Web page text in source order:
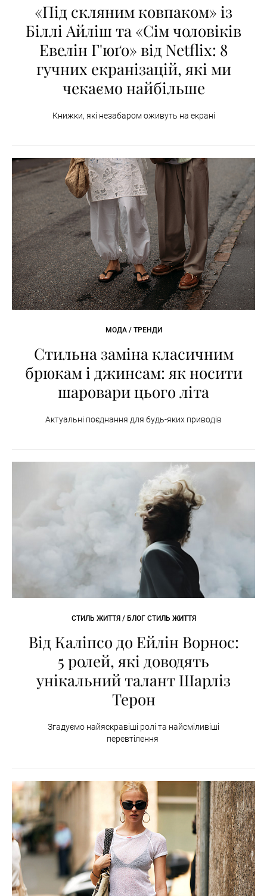
«Під скляним ковпаком» із
Біллі Айліш та «Сім чоловіків
Евелін Г'юґо» від Netflix: 8
гучних екранізацій, які ми
чекаємо найбільше
Книжки, які незабаром оживуть на екрані
МОДА / ТРЕНДИ
Стильна заміна класичним
брюкам і джинсам: як носити
шаровари цього літа
Актуальні поєднання для будь-яких приводів
СТИЛЬ ЖИТТЯ / БЛОГ СТИЛЬ ЖИТТЯ
Від Каліпсо до Ейлін Ворнос:
5 ролей, які доводять
унікальний талант Шарліз
Терон
Згадуємо найяскравіші ролі та найсміливіші
перевтілення